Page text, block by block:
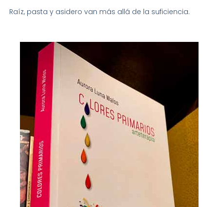
Raíz, pasta y asidero van más allá de la suficiencia.